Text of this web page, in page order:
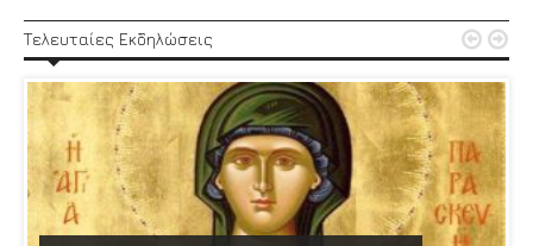
Τελευταίες Εκδηλώσεις  